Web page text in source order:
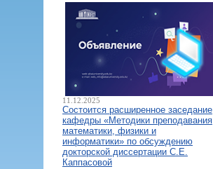
11.12.2025
Состоится расширенное заседание
кафедры «Методики преподавания
математики, физики и
информатики» по обсуждению
докторской диссертации С.Е.
Каппасовой